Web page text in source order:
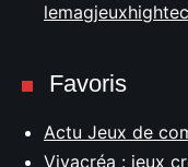
Favoris
Actu Jeux de
Vivacréa : jeux